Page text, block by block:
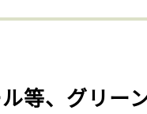
等、グリー